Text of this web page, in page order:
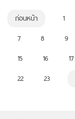
ก่อนหน้า 1
7
8 9
15
16 17
22
23